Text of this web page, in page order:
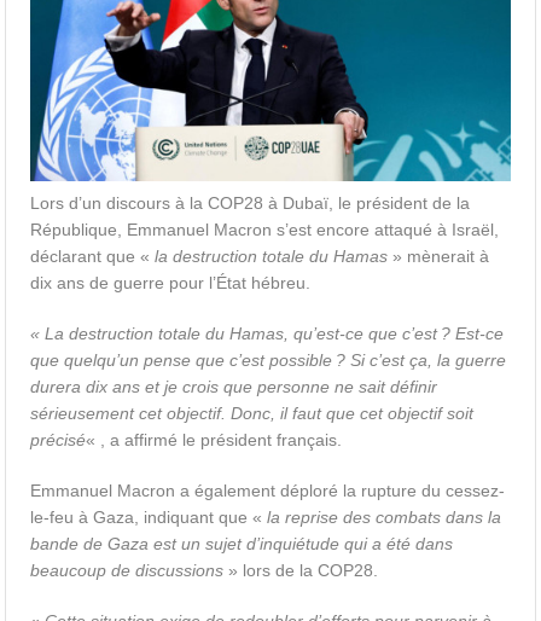
Lors d’un discours à la COP28 à Dubaï, le président de la
République, Emmanuel Macron s’est encore attaqué à Israël,
déclarant que «la destruction totale du Hamas » mènerait à
dix ans de guerre pour l’État hébreu.
« La destruction totale du Hamas, qu’est-ce que c’est ? Est-ce
que quelqu’un pense que c’est possible ? Si c’est ça, la guerre
durera dix ans et je crois que personne ne sait définir
sérieusement cet objectif. Donc, il faut que cet objectif soit
précisé« , a affirmé le président français.
Emmanuel Macron a également déploré la rupture du cessez-
le-feu à Gaza, indiquant que «la reprise des combats dans la
bande de Gaza est un sujet d’inquiétude qui a été dans
beaucoup de discussions » lors de la COP28.